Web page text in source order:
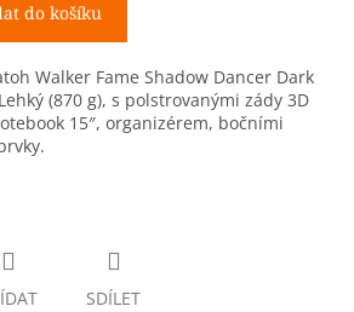
do košíku
Walker Fame Shadow Dancer Dark
(870 g), s polstrovanými zády 3D
15″, organizérem, bočními
SDÍLET